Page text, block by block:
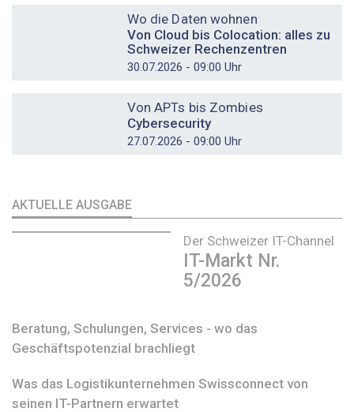
Wo die Daten wohnen
Von Cloud bis Colocation: alles zu
Schweizer Rechenzentren
30.07.2026 - 09:00 Uhr
Von APTs bis Zombies
Cybersecurity
27.07.2026 - 09:00 Uhr
AKTUELLE AUSGABE
Der Schweizer IT-Channel
IT-Markt Nr.
5/2026
Beratung, Schulungen, Services - wo das
Geschäftspotenzial brachliegt
Was das Logistikunternehmen Swissconnect von
seinen IT-Partnern erwartet